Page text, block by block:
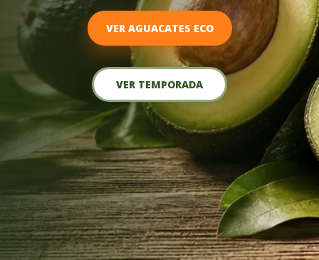
VER AGUACATES ECO
VER TEMPORADA